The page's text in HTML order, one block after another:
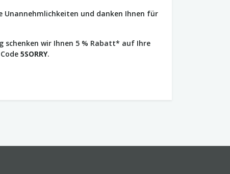
Unannehmlichkeiten und danken Ihnen für
schenken wir Ihnen 5 % Rabatt* auf Ihre
5SORRY.